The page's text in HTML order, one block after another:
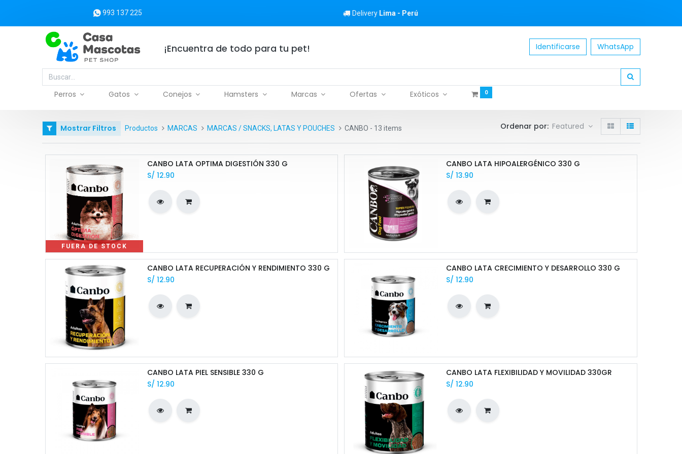
993 137 225 Delivery Lima - Perú
¡Encuentra de todo para tu pet! Identificarse WhatsApp
Perros Gatos Conejos Hamsters Marcas Ofertas Exóticos 0
Mostrar Filtros Productos MARCAS MARCAS / SNACKS, LATAS Y POUCHES CANBO - 13 items Ordenar por: Featured
FUERA DE STOCK
CANBO LATA OPTIMA DIGESTIÓN 330 G
S/ 12.90
CANBO LATA HIPOALERGÉNICO 330 G
S/ 13.90
CANBO LATA RECUPERACIÓN Y RENDIMIENTO 330 G
S/ 12.90
CANBO LATA CRECIMIENTO Y DESARROLLO 330 G
S/ 12.90
CANBO LATA PIEL SENSIBLE 330 G
S/ 12.90
CANBO LATA FLEXIBILIDAD Y MOVILIDAD 330GR
S/ 12.90